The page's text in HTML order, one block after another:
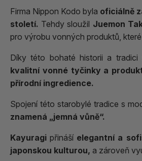
Firma Nippon Kodo byla oficiálně
století. Tehdy sloužil Juemon
pro výrobu vonných produktů,
Díky této bohaté historii a
kvalitní vonné tyčinky a
přírodní ingredience.
Spojení této starobylé tradice s
znamená „jemná vůně“.
Kayuragipřináší elegantní a
japonskou kulturou, a zároveň